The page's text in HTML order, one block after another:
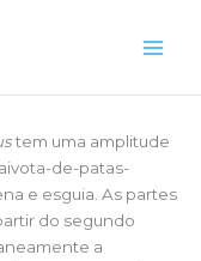
tem uma amplitude
de-patas-
e esguia. As partes
do segundo
a